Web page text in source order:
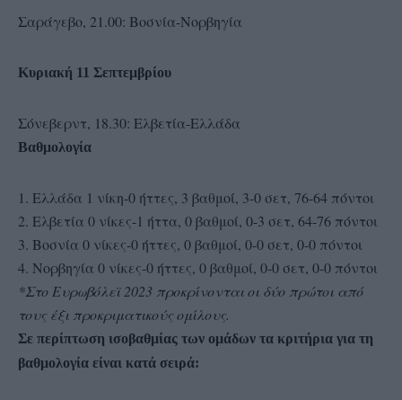
Σαράγεβο, 21.00: Βοσνία-Νορβηγία
Κυριακή 11 Σεπτεμβρίου
Σόνεβερντ, 18.30: Ελβετία-Ελλάδα
Βαθμολογία
1. Ελλάδα 1 νίκη-0 ήττες, 3 βαθμοί, 3-0 σετ, 76-64 πόντοι
2. Ελβετία 0 νίκες-1 ήττα, 0 βαθμοί, 0-3 σετ, 64-76 πόντοι
3. Βοσνία 0 νίκες-0 ήττες, 0 βαθμοί, 0-0 σετ, 0-0 πόντοι
4. Νορβηγία 0 νίκες-0 ήττες, 0 βαθμοί, 0-0 σετ, 0-0 πόντοι
*Στο Ευρωβόλεϊ 2023 προκρίνονται οι δύο πρώτοι από
τους έξι προκριματικούς ομίλους.
Σε περίπτωση ισοβαθμίας των ομάδων τα κριτήρια για τη
βαθμολογία είναι κατά σειρά: